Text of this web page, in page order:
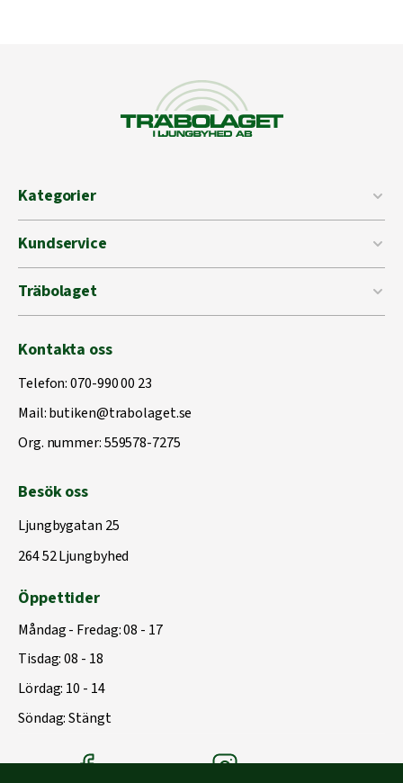
Kategorier
Kundservice
Träbolaget
Kontakta oss
Telefon:070-990 00 23
Mail:butiken@trabolaget.se
Org. nummer: 559578-7275
Besök oss
Ljungbygatan 25
264 52 Ljungbyhed
Öppettider
Måndag - Fredag: 08 - 17
Tisdag: 08 - 18
Lördag: 10 - 14
Söndag: Stängt